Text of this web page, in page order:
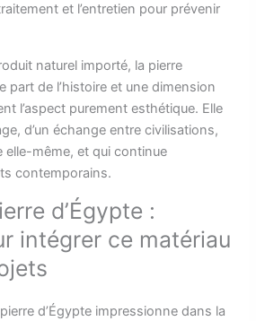
et l’entretien pour prévenir
naturel importé, la pierre
part de l’histoire et une dimension
l’aspect purement esthétique. Elle
d’un échange entre civilisations,
elle-même, et qui continue
contemporains.
d’Égypte :
intégrer ce matériau
d’Égypte impressionne dans la